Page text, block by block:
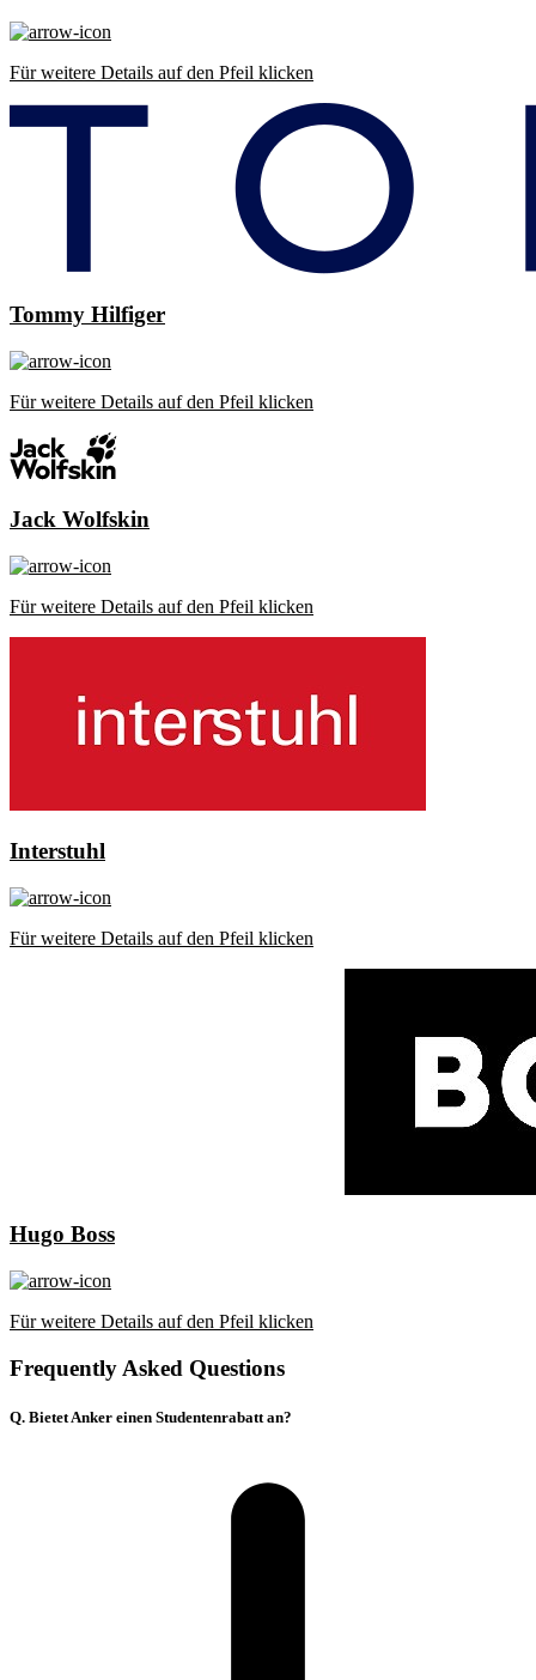
Für weitere Details auf den Pfeil klicken
Tommy Hilfiger
Für weitere Details auf den Pfeil klicken
Jack Wolfskin
Für weitere Details auf den Pfeil klicken
Interstuhl
Für weitere Details auf den Pfeil klicken
Hugo Boss
Für weitere Details auf den Pfeil klicken
Frequently Asked Questions
Q. Bietet Anker einen Studentenrabatt an?